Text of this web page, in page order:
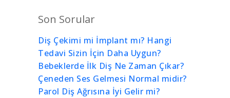
Son Sorular
Diş Çekimi mi İmplant mı? Hangi
Tedavi Sizin İçin Daha Uygun?
Bebeklerde İlk Diş Ne Zaman Çıkar?
Çeneden Ses Gelmesi Normal midir?
Parol Diş Ağrısına İyi Gelir mi?